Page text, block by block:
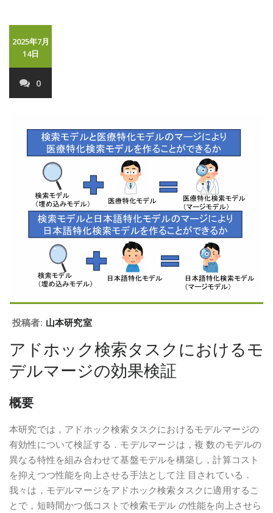
2025年7月
14日
0
投稿者: 山本研究室
アドホック検索タスクにおけるモ
デルマージの効果検証
概要
本研究では，アドホック検索タスクにおけるモデルマージの
有効性について検証する．モデルマージは，複 数のモデルの
異なる特性を組み合わせて基盤モデルを構築し，計算コスト
を抑えつつ性能を向上させる手法として注 目されている．
我々は，モデルマージをアドホック検索タスクに適用するこ
とで，短時間かつ低コストで検索モデル の性能を向上させら